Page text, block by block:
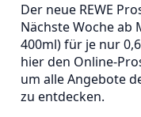
Der neue REWE
Nächste Woche ab
400ml) für je nur
hier den Online-
um alle Angebote
zu entdecken.